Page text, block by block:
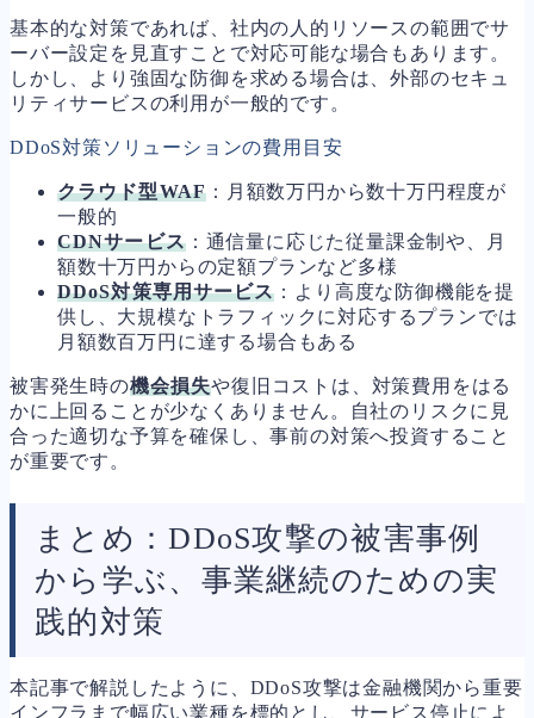
基本的な対策であれば、社内の人的リソースの範囲でサ
ーバー設定を見直すことで対応可能な場合もあります。
しかし、より強固な防御を求める場合は、外部のセキュ
リティサービスの利用が一般的です。
DDoS対策ソリューションの費用目安
クラウド型WAF：月額数万円から数十万円程度が
一般的
CDNサービス：通信量に応じた従量課金制や、月
額数十万円からの定額プランなど多様
DDoS対策専用サービス ：より高度な防御機能を提
供し、大規模なトラフィックに対応するプランでは
月額数百万円に達する場合もある
被害発生時の機会損失や復旧コストは、対策費用をはる
かに上回ることが少なくありません。自社のリスクに見
合った適切な予算を確保し、事前の対策へ投資すること
が重要です。
まとめ：DDoS攻撃の被害事例
から学ぶ、事業継続のための実
践的対策
本記事で解説したように、DDoS攻撃は金融機関から重要
インフラまで幅広い業種を標的とし、サービス停止によ